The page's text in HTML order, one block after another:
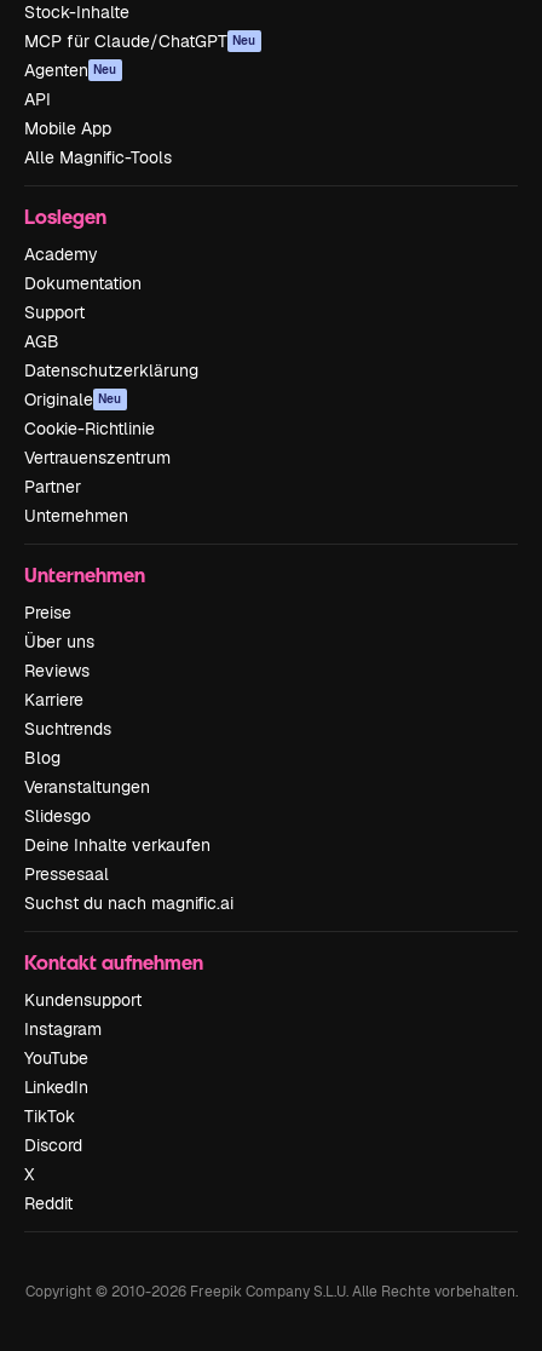
Stock-Inhalte
MCP für Claude/ChatGPT Neu
Agenten Neu
API
Mobile App
Alle Magnific-Tools
Loslegen
Academy
Dokumentation
Support
AGB
Datenschutzerklärung
Originale Neu
Cookie-Richtlinie
Vertrauenszentrum
Partner
Unternehmen
Unternehmen
Preise
Über uns
Reviews
Karriere
Suchtrends
Blog
Veranstaltungen
Slidesgo
Deine Inhalte verkaufen
Pressesaal
Suchst du nach magnific.ai
Kontakt aufnehmen
Kundensupport
Instagram
YouTube
LinkedIn
TikTok
Discord
X
Reddit
Copyright © 2010-2026Freepik Company S.L.U. Alle Rechte vorbehalten.